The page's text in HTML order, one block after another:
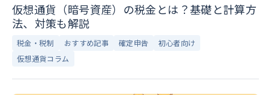
仮想通貨（暗号資産）の税金とは？基礎と計算方
法、対策も解説
税金・税制 おすすめ記事 確定申告
初心者向け
仮想通貨コラム